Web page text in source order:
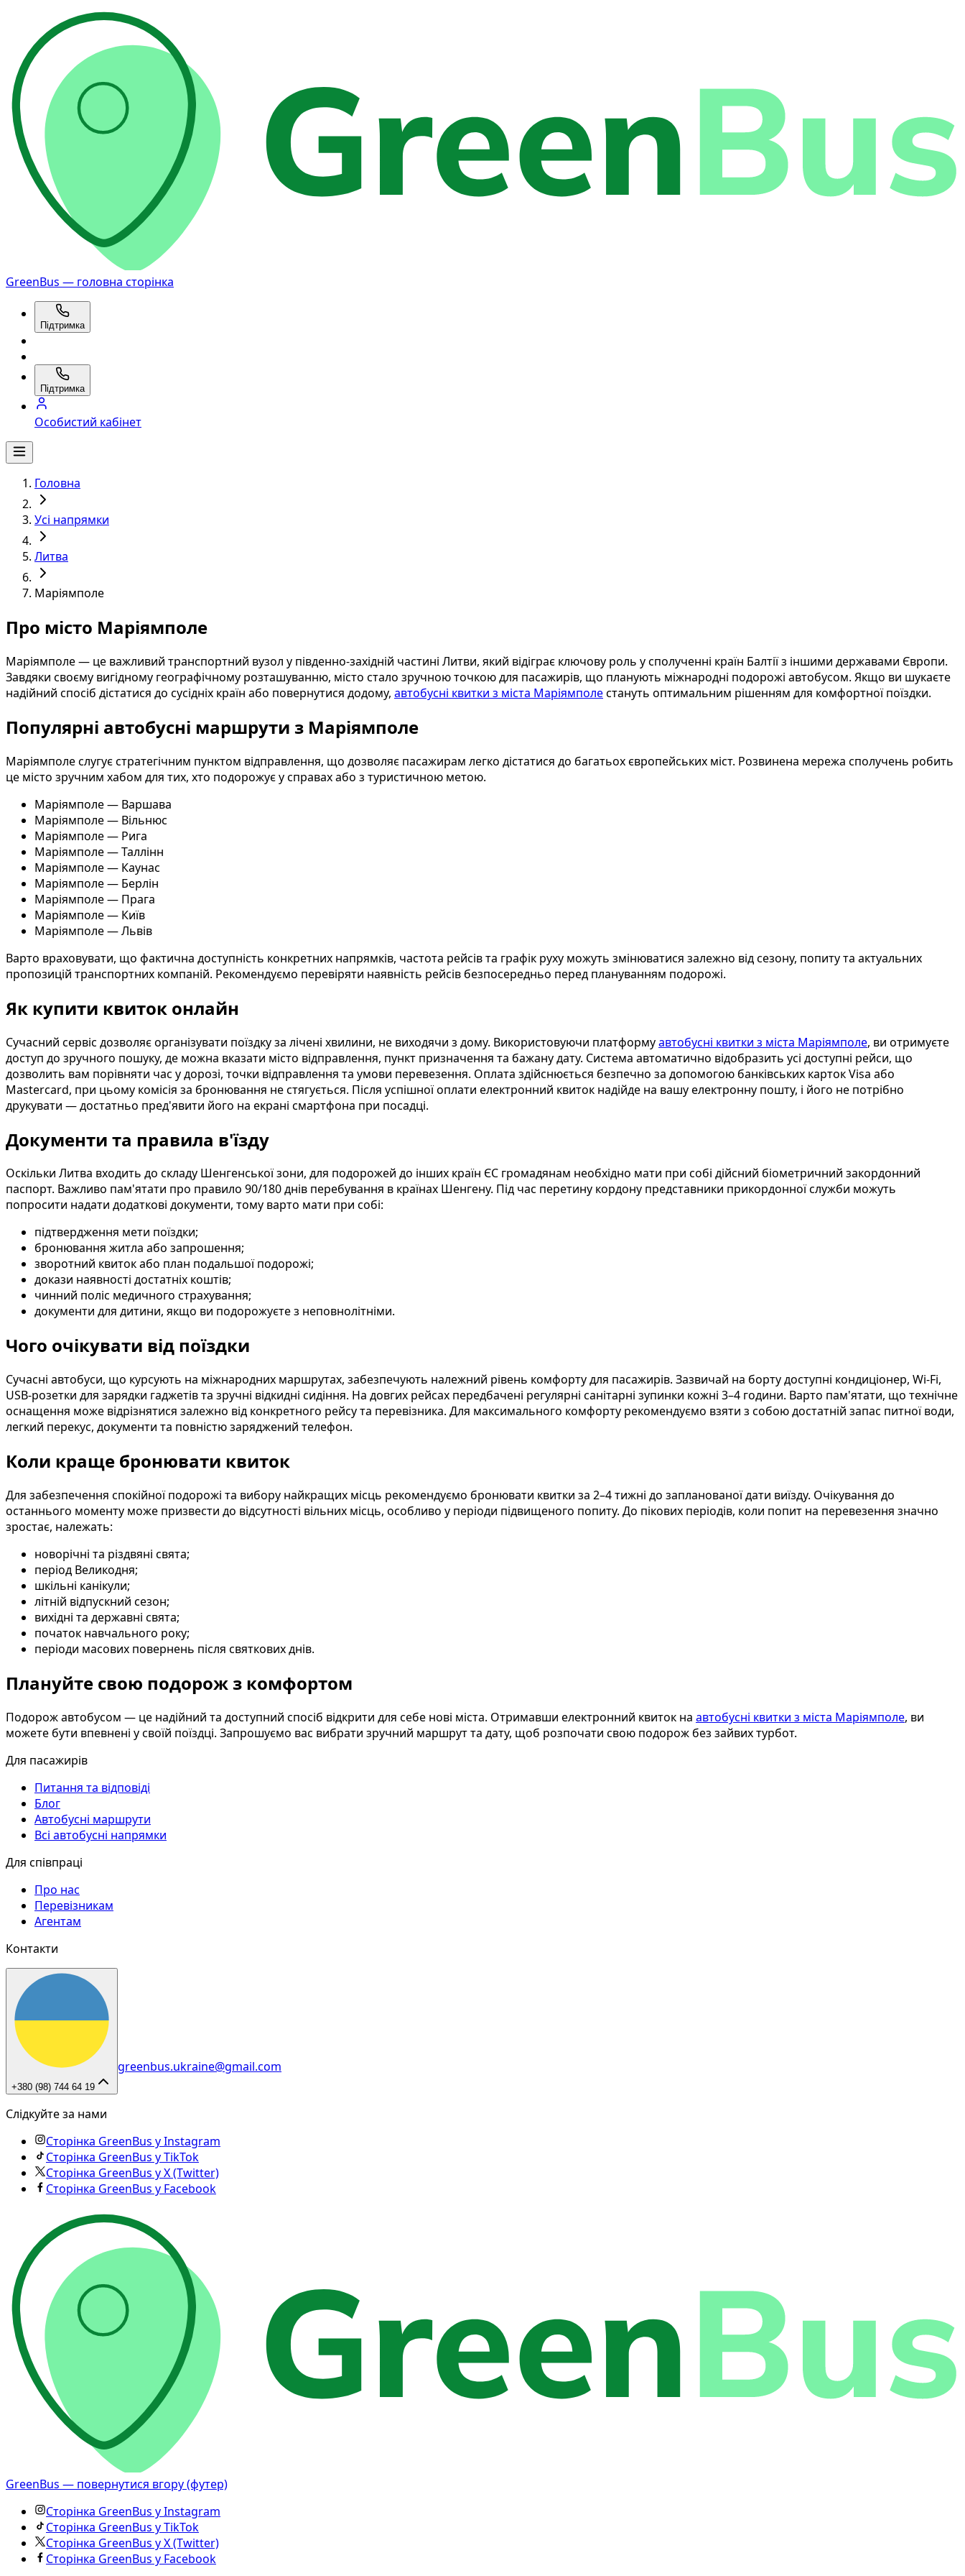
GreenBus — головна сторінка
Підтримка
Підтримка
Особистий кабінет
Головна
Усі напрямки
Литва
Маріямполе
Про місто Маріямполе
Маріямполе — це важливий транспортний вузол у південно-західній частині Литви, який відіграє ключову роль у сполученні країн Балтії з іншими державами Європи.
Завдяки своєму вигідному географічному розташуванню, місто стало зручною точкою для пасажирів, що планують міжнародні подорожі автобусом. Якщо ви шукаєте
надійний спосіб дістатися до сусідніх країн або повернутися додому, автобусні квитки з міста Маріямполестануть оптимальним рішенням для комфортної поїздки.
Популярні автобусні маршрути з Маріямполе
Маріямполе слугує стратегічним пунктом відправлення, що дозволяє пасажирам легко дістатися до багатьох європейських міст. Розвинена мережа сполучень робить
це місто зручним хабом для тих, хто подорожує у справах або з туристичною метою.
Маріямполе — Варшава
Маріямполе — Вільнюс
Маріямполе — Рига
Маріямполе — Таллінн
Маріямполе — Каунас
Маріямполе — Берлін
Маріямполе — Прага
Маріямполе — Київ
Маріямполе — Львів
Варто враховувати, що фактична доступність конкретних напрямків, частота рейсів та графік руху можуть змінюватися залежно від сезону, попиту та актуальних
пропозицій транспортних компаній. Рекомендуємо перевіряти наявність рейсів безпосередньо перед плануванням подорожі.
Як купити квиток онлайн
Сучасний сервіс дозволяє організувати поїздку за лічені хвилини, не виходячи з дому. Використовуючи платформуавтобусні квитки з міста Маріямполе, ви отримуєте
доступ до зручного пошуку, де можна вказати місто відправлення, пункт призначення та бажану дату. Система автоматично відобразить усі доступні рейси, що
дозволить вам порівняти час у дорозі, точки відправлення та умови перевезення. Оплата здійснюється безпечно за допомогою банківських карток Visa або
Mastercard, при цьому комісія за бронювання не стягується. Після успішної оплати електронний квиток надійде на вашу електронну пошту, і його не потрібно
друкувати — достатньо пред'явити його на екрані смартфона при посадці.
Документи та правила в'їзду
Оскільки Литва входить до складу Шенгенської зони, для подорожей до інших країн ЄС громадянам необхідно мати при собі дійсний біометричний закордонний
паспорт. Важливо пам'ятати про правило 90/180 днів перебування в країнах Шенгену. Під час перетину кордону представники прикордонної служби можуть
попросити надати додаткові документи, тому варто мати при собі:
підтвердження мети поїздки;
бронювання житла або запрошення;
зворотний квиток або план подальшої подорожі;
докази наявності достатніх коштів;
чинний поліс медичного страхування;
документи для дитини, якщо ви подорожуєте з неповнолітніми.
Чого очікувати від поїздки
Сучасні автобуси, що курсують на міжнародних маршрутах, забезпечують належний рівень комфорту для пасажирів. Зазвичай на борту доступні кондиціонер, Wi-Fi,
USB-розетки для зарядки гаджетів та зручні відкидні сидіння. На довгих рейсах передбачені регулярні санітарні зупинки кожні 3–4 години. Варто пам'ятати, що технічне
оснащення може відрізнятися залежно від конкретного рейсу та перевізника. Для максимального комфорту рекомендуємо взяти з собою достатній запас питної води,
легкий перекус, документи та повністю заряджений телефон.
Коли краще бронювати квиток
Для забезпечення спокійної подорожі та вибору найкращих місць рекомендуємо бронювати квитки за 2–4 тижні до запланованої дати виїзду. Очікування до
останнього моменту може призвести до відсутності вільних місць, особливо у періоди підвищеного попиту. До пікових періодів, коли попит на перевезення значно
зростає, належать:
новорічні та різдвяні свята;
період Великодня;
шкільні канікули;
літній відпускний сезон;
вихідні та державні свята;
початок навчального року;
періоди масових повернень після святкових днів.
Плануйте свою подорож з комфортом
Подорож автобусом — це надійний та доступний спосіб відкрити для себе нові міста. Отримавши електронний квиток на автобусні квитки з міста Маріямполе, ви
можете бути впевнені у своїй поїздці. Запрошуємо вас вибрати зручний маршрут та дату, щоб розпочати свою подорож без зайвих турбот.
Для пасажирів
Питання та відповіді
Блог
Автобусні маршрути
Всі автобусні напрямки
Для співпраці
Про нас
Перевізникам
Агентам
Контакти
+380 (98) 744 64 19
greenbus.ukraine@gmail.com
Слідкуйте за нами
Сторінка GreenBus у Instagram
Сторінка GreenBus у TikTok
Сторінка GreenBus у X (Twitter)
Сторінка GreenBus у Facebook
GreenBus — повернутися вгору (футер)
Сторінка GreenBus у Instagram
Сторінка GreenBus у TikTok
Сторінка GreenBus у X (Twitter)
Сторінка GreenBus у Facebook